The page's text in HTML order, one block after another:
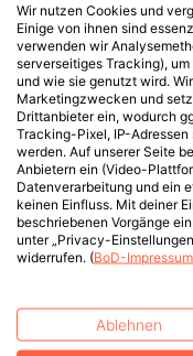
Wir nutzen Cookies und
Einige von ihnen sind
verwenden wir
serverseitiges Tracking),
und wie sie genutzt wird.
Marketingzwecken und
Drittanbieter ein, wodurch
Tracking-Pixel, IP-
werden. Auf unserer Seite
Anbietern ein (Video-
Datenverarbeitung und ein
keinen Einfluss. Mit deiner
beschriebenen Vorgänge
unter „Privacy-
widerrufen. (BoD-Impressum
Ablehnen